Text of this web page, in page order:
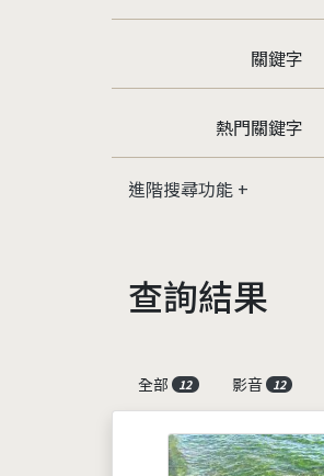
關鍵字
熱門關鍵字
進階搜尋功能
查詢結果
全部
12 影音 12